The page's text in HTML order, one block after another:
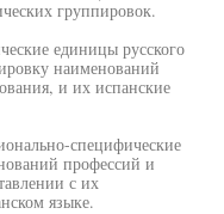
группировок.
единицы русского
наименований
и их испанские
специфические
профессий и
с их
языке.